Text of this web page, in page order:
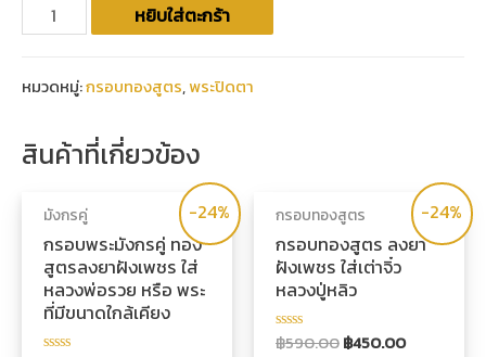
หยิบใส่ตะกร้า
หมวดหมู่:กรอบทองสูตร,พระปิดตา
สินค้าที่เกี่ยวข้อง
-24%
มังกรคู่
กรอบพระมังกรคู่ ทอง
สูตรลงยาฝังเพชร ใส่
หลวงพ่อรวย หรือ พระ
ที่มีขนาดใกล้เคียง
-24%
กรอบทองสูตร
กรอบทองสูตร ลงยา
ฝังเพชร ใส่เต่าจิ๋ว
หลวงปู่หลิว
ให้
฿590.00฿450.00